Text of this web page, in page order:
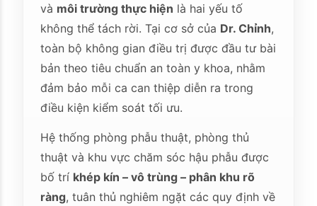
và môi trường thực hiện là hai yếu tố
không thể tách rời. Tại cơ sở của Dr. Chỉnh,
toàn bộ không gian điều trị được đầu tư bài
bản theo tiêu chuẩn an toàn y khoa, nhằm
đảm bảo mỗi ca can thiệp diễn ra trong
điều kiện kiểm soát tối ưu.
Hệ thống phòng phẫu thuật, phòng thủ
thuật và khu vực chăm sóc hậu phẫu được
bố trí khép kín – vô trùng – phân khu rõ
ràng, tuân thủ nghiêm ngặt các quy định về